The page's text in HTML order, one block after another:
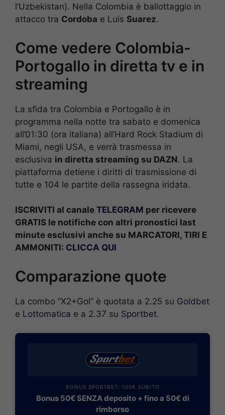
l’Uzbekistan). Nella Colombia è ballottaggio in
attacco tra Cordoba e Luis Suarez.
Come vedere Colombia-
Portogallo in diretta tv e in
streaming
La sfida tra Colombia e Portogallo è in
programma nella notte tra sabato e domenica
all’01:30 (ora italiana) all’Hard Rock Stadium di
Miami, negli USA, e verrà trasmessa in
esclusiva in diretta streaming su DAZN. La
piattaforma detiene i diritti di trasmissione di
tutte e 104 le partite della rassegna iridata.
ISCRIVITI al canale TELEGRAM per ricevere
GRATIS le notifiche con altri pronostici last
minute esclusivi anche su MARCATORI, TIRI E
AMMONITI: CLICCA QUI
Comparazione quote
La combo “X2+Gol” è quotata a 2.25 su Goldbet
e Lottomatica e a 2.37 su Sportbet.
BONUS SPORTBET: 100€ SUBITO
Bonus 50€ SENZA deposito + fino a 50€ di
rimborso